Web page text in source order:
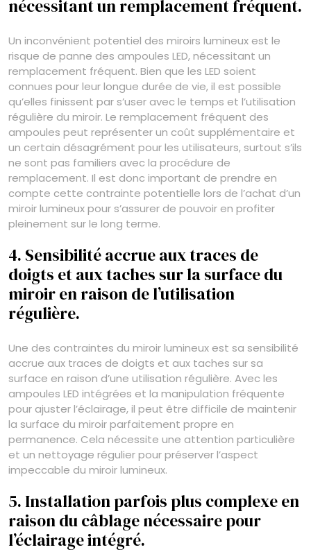
nécessitant un remplacement fréquent.
Un inconvénient potentiel des miroirs lumineux est le
risque de panne des ampoules LED, nécessitant un
remplacement fréquent. Bien que les LED soient
connues pour leur longue durée de vie, il est possible
qu’elles finissent par s’user avec le temps et l’utilisation
régulière du miroir. Le remplacement fréquent des
ampoules peut représenter un coût supplémentaire et
un certain désagrément pour les utilisateurs, surtout s’ils
ne sont pas familiers avec la procédure de
remplacement. Il est donc important de prendre en
compte cette contrainte potentielle lors de l’achat d’un
miroir lumineux pour s’assurer de pouvoir en profiter
pleinement sur le long terme.
4. Sensibilité accrue aux traces de
doigts et aux taches sur la surface du
miroir en raison de l’utilisation
régulière.
Une des contraintes du miroir lumineux est sa sensibilité
accrue aux traces de doigts et aux taches sur sa
surface en raison d’une utilisation régulière. Avec les
ampoules LED intégrées et la manipulation fréquente
pour ajuster l’éclairage, il peut être difficile de maintenir
la surface du miroir parfaitement propre en
permanence. Cela nécessite une attention particulière
et un nettoyage régulier pour préserver l’aspect
impeccable du miroir lumineux.
5. Installation parfois plus complexe en
raison du câblage nécessaire pour
l’éclairage intégré.